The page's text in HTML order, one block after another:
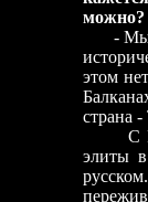
можно?
-
этом
страна
С
элиты